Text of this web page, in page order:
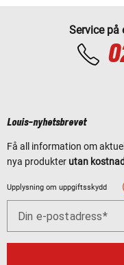
Service på
Louis-nyhetsbrevet
Få all information om
nya produkter utan
Upplysning om uppgiftsskydd
Din e-postadress